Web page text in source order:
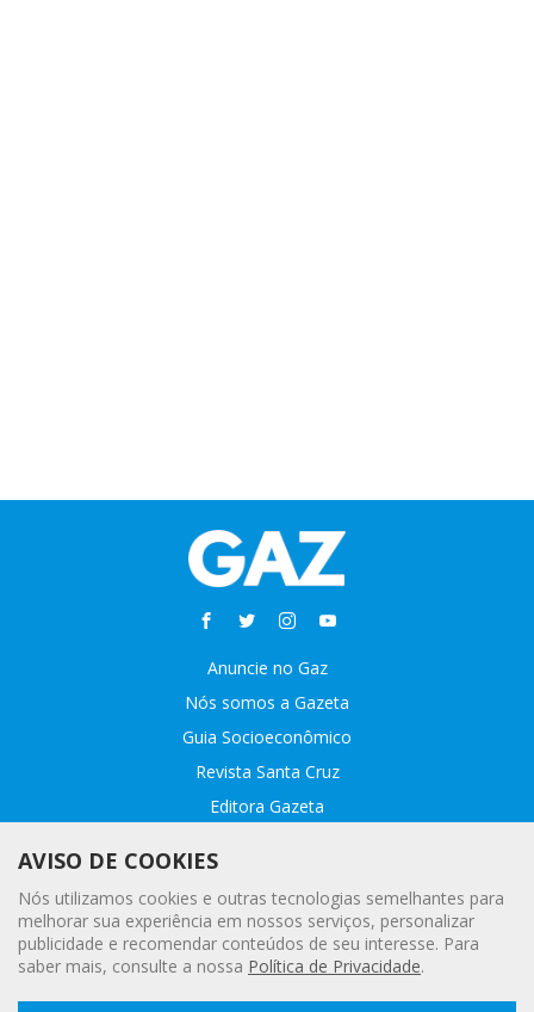
Leia a
Anuncie no Gaz
Nós somos a Gazeta
Guia Socioeconômico
Revista Santa Cruz
Editora Gazeta
Fale conosco
Webmail
Assinatura Premiada
AVISO DE COOKIES
Nós utilizamos cookies e outras tecnologias semelhantes para
melhorar sua experiência em nossos serviços, personalizar
publicidade e recomendar conteúdos de seu interesse. Para
saber mais, consulte a nossa Política de Privacidade.